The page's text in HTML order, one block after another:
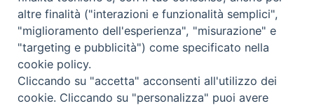
Copyright © 2019 - Tutti i diritti riservati - Vita
Trentina Editrice
altre finalità ("interazioni e funzionalità semplici",
"miglioramento dell'esperienza", "misurazione" e
"targeting e pubblicità") come specificato nella
cookie policy.
Cliccando su "accetta" acconsenti all'utilizzo dei
cookie. Cliccando su "personalizza" puoi avere